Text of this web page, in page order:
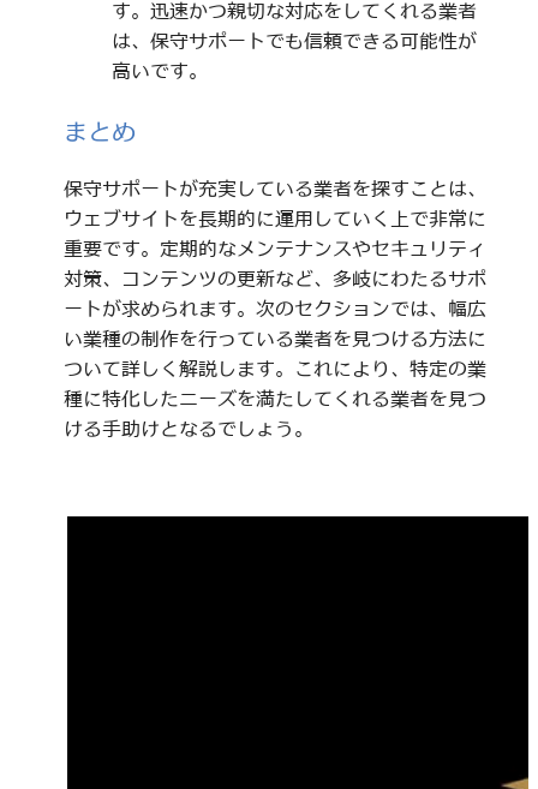
す。迅速かつ親切な対応をしてくれる業者
は、保守サポートでも信頼できる可能性が
高いです。
まとめ
保守サポートが充実している業者を探すことは、
ウェブサイトを長期的に運用していく上で非常に
重要です。定期的なメンテナンスやセキュリティ
対策、コンテンツの更新など、多岐にわたるサポ
ートが求められます。次のセクションでは、幅広
い業種の制作を行っている業者を見つける方法に
ついて詳しく解説します。これにより、特定の業
種に特化したニーズを満たしてくれる業者を見つ
ける手助けとなるでしょう。